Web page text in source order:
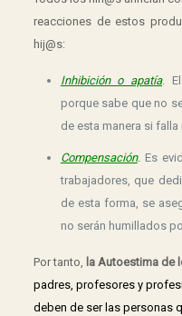
reacciones de estos
hij@s:
Inhibición o apatía.
porque sabe que no
de esta manera si
Compensación.Es
trabajadores, que
de esta forma, se
no serán humillados
Por tanto, la Autoestima de
padres, profesores y
deben de ser las personas